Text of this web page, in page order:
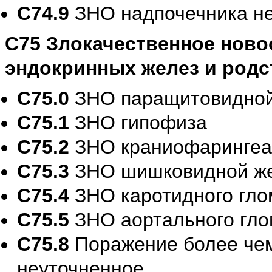
C74.9 ЗНО надпочечника
C75 Злокачественное
эндокринных желез и
C75.0 ЗНО
C75.1 ЗНО гипофиза
C75.2 ЗНО
C75.3 ЗНО шишковидной
C75.4 ЗНО каротидного
C75.5 ЗНО аортального
C75.8 Поражение более